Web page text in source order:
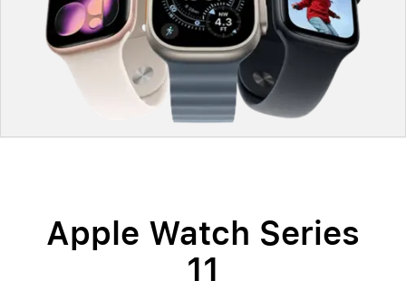
Apple Watch Series
11